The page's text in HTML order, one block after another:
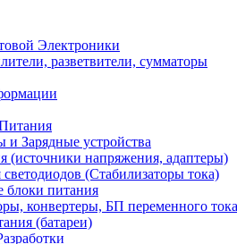
Электроники
разветвители, сумматоры
и Зарядные устройства
(источники напряжения, адаптеры)
(Стабилизаторы тока)
блоки питания
конвертеры, БП переменного тока
(батареи)